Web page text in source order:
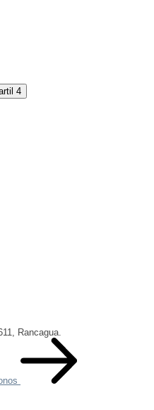
4
Rancagua.